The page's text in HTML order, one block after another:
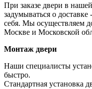
При заказе двери в
задумываться о
себя. Мы осуществляем
Москве и Московской
Монтаж двери
Наши специалисты
быстро.
Стандартная установка